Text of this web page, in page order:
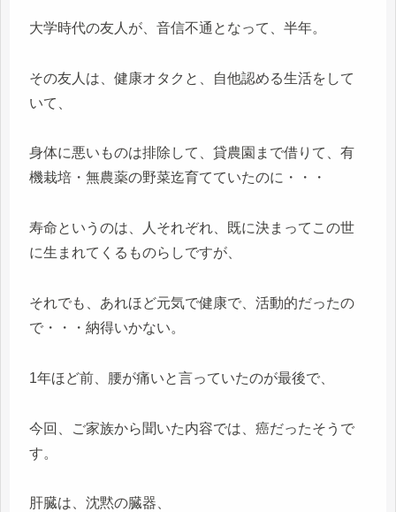
大学時代の友人が、音信不通となって、半年。
その友人は、健康オタクと、自他認める生活をして
いて、
身体に悪いものは排除して、貸農園まで借りて、有
機栽培・無農薬の野菜迄育てていたのに・・・
寿命というのは、人それぞれ、既に決まってこの世
に生まれてくるものらしですが、
それでも、あれほど元気で健康で、活動的だったの
で・・・納得いかない。
1年ほど前、腰が痛いと言っていたのが最後で、
今回、ご家族から聞いた内容では、癌だったそうで
す。
肝臓は、沈黙の臓器、